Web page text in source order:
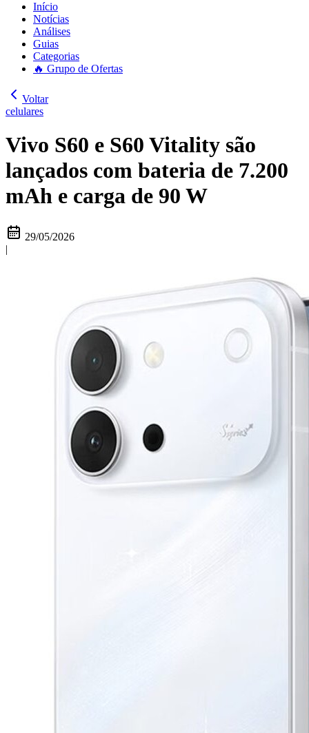
Início
Notícias
Análises
Guias
Categorias
🔥 Grupo de Ofertas
Voltar
celulares
Vivo S60 e S60 Vitality são
lançados com bateria de 7.200
mAh e carga de 90 W
29/05/2026
|